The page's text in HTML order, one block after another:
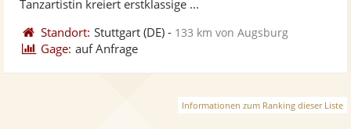
Tanzartistin kreiert erstklassige ...
Standort: Stuttgart (DE) - 133 km von Augsburg
Gage: auf Anfrage
Informationen zum Ranking dieser Liste